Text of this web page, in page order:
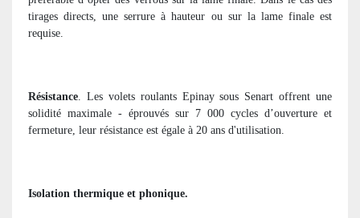
tirages directs, une serrure à hauteur ou sur la lame finale est
requise.
Résistance . Les volets roulants Epinay sous Senart offrent une
solidité maximale - éprouvés sur 7 000 cycles d’ouverture et
fermeture, leur résistance est égale à 20 ans d'utilisation.
Isolation thermique et phonique.